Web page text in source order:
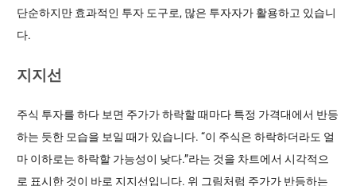
단순하지만 효과적인 투자 도구로, 많은 투자자가 활용하고 있습니
다.
지지선
주식 투자를 하다 보면 주가가 하락할 때마다 특정 가격대에서 반등
하는 듯한 모습을 보일 때가 있습니다. “이 주식은 하락하더라도 얼
마 이하로는 하락할 가능성이 낮다.”라는 것을 차트에서 시각적으
로 표시한 것이 바로 지지선입니다. 위 그림처럼 주가가 반등하는